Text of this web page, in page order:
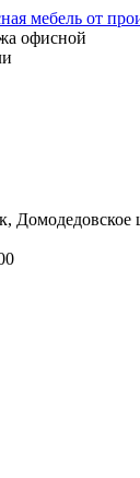
офисной
Домодедовское